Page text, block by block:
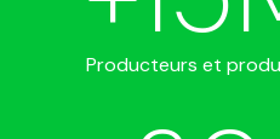
Producteurs et